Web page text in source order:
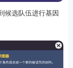
候选队伍进行基因